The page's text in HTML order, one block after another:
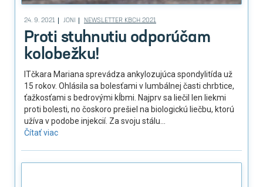
24. 9. 2021 JONI NEWSLETTER KBCH 2021
Proti stuhnutiu odporúčam
kolobežku!
ITčkara Mariana sprevádza ankylozujúca spondylitída už
15 rokov. Ohlásila sa bolesťami v lumbálnej časti chrbtice,
ťažkosťami s bedrovými kĺbmi. Najprv sa liečil len liekmi
proti bolesti, no čoskoro prešiel na biologickú liečbu, ktorú
užíva v podobe injekcií. Za svoju stálu...
Čítať viac